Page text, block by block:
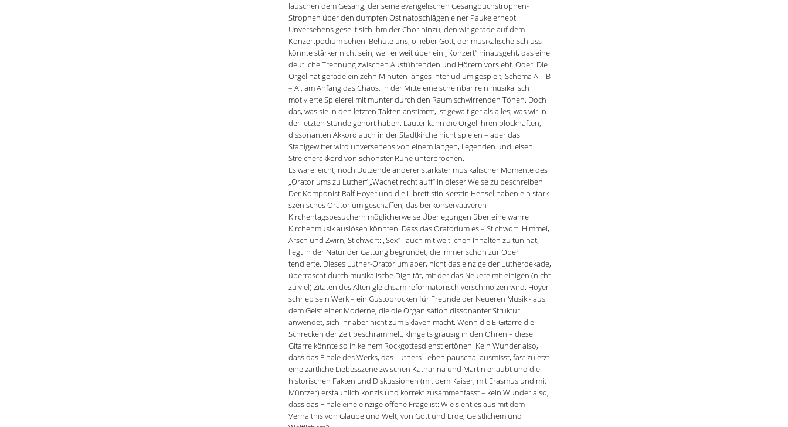
lauschen dem Gesang, der seine evangelischen Gesangbuchstrophen-
Strophen über den dumpfen Ostinatoschlägen einer Pauke erhebt.
Unversehens gesellt sich ihm der Chor hinzu, den wir gerade auf dem
Konzertpodium sehen. Behüte uns, o lieber Gott, der musikalische Schluss
könnte stärker nicht sein, weil er weit über ein „Konzert“ hinausgeht, das eine
deutliche Trennung zwischen Ausführenden und Hörern vorsieht. Oder: Die
Orgel hat gerade ein zehn Minuten langes Interludium gespielt, Schema A – B
– A', am Anfang das Chaos, in der Mitte eine scheinbar rein musikalisch
motivierte Spielerei mit munter durch den Raum schwirrenden Tönen. Doch
das, was sie in den letzten Takten anstimmt, ist gewaltiger als alles, was wir in
der letzten Stunde gehört haben. Lauter kann die Orgel ihren blockhaften,
dissonanten Akkord auch in der Stadtkirche nicht spielen – aber das
Stahlgewitter wird unversehens von einem langen, liegenden und leisen
Streicherakkord von schönster Ruhe unterbrochen.
Es wäre leicht, noch Dutzende anderer stärkster musikalischer Momente des
„Oratoriums zu Luther“ „Wachet recht auff“ in dieser Weise zu beschreiben.
Der Komponist Ralf Hoyer und die Librettistin Kerstin Hensel haben ein stark
szenisches Oratorium geschaffen, das bei konservativeren
Kirchentagsbesuchern möglicherweise Überlegungen über eine wahre
Kirchenmusik auslösen könnten. Dass das Oratorium es – Stichwort: Himmel,
Arsch und Zwirn, Stichwort: „Sex“ - auch mit weltlichen Inhalten zu tun hat,
liegt in der Natur der Gattung begründet, die immer schon zur Oper
tendierte. Dieses Luther-Oratorium aber, nicht das einzige der Lutherdekade,
überrascht durch musikalische Dignität, mit der das Neuere mit einigen (nicht
zu viel) Zitaten des Alten gleichsam reformatorisch verschmolzen wird. Hoyer
schrieb sein Werk – ein Gustobrocken für Freunde der Neueren Musik - aus
dem Geist einer Moderne, die die Organisation dissonanter Struktur
anwendet, sich ihr aber nicht zum Sklaven macht. Wenn die E-Gitarre die
Schrecken der Zeit beschrammelt, klingelts grausig in den Ohren – diese
Gitarre könnte so in keinem Rockgottesdienst ertönen. Kein Wunder also,
dass das Finale des Werks, das Luthers Leben pauschal ausmisst, fast zuletzt
eine zärtliche Liebesszene zwischen Katharina und Martin erlaubt und die
historischen Fakten und Diskussionen (mit dem Kaiser, mit Erasmus und mit
Müntzer) erstaunlich konzis und korrekt zusammenfasst – kein Wunder also,
dass das Finale eine einzige offene Frage ist: Wie sieht es aus mit dem
Verhältnis von Glaube und Welt, von Gott und Erde, Geistlichem und